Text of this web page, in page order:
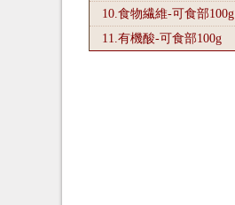
10.食物繊維-可食部100g
11.有機酸-可食部100g